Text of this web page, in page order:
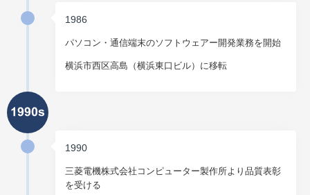
1986
パソコン・通信端末のソフトウェアー開発業務を開始
横浜市西区高島（横浜東口ビル）に移転
1990
三菱電機株式会社コンピューター製作所より品質表彰
を受ける